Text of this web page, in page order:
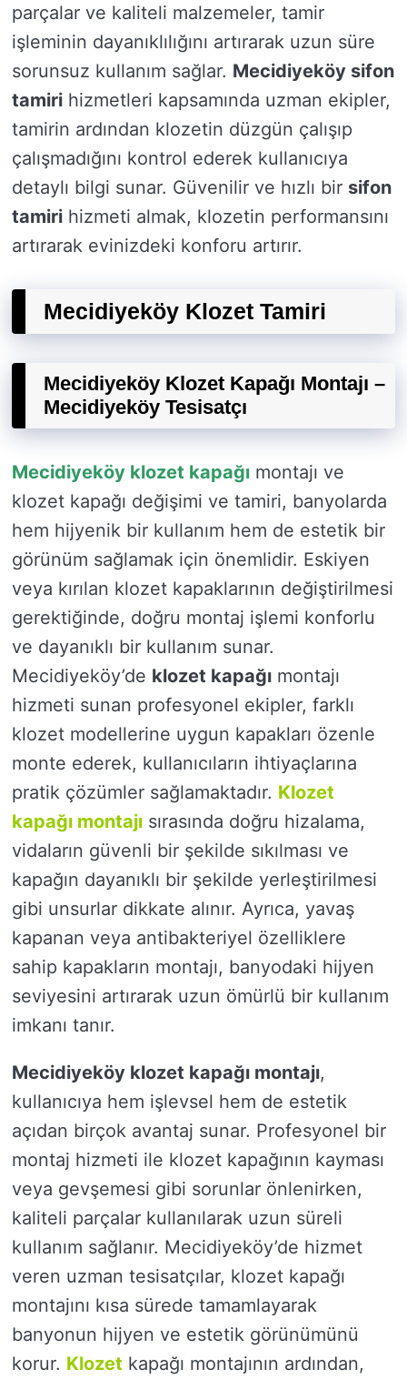
parçalar ve kaliteli malzemeler, tamir
işleminin dayanıklılığını artırarak uzun süre
sorunsuz kullanım sağlar. Mecidiyeköy sifon
tamiri hizmetleri kapsamında uzman ekipler,
tamirin ardından klozetin düzgün çalışıp
çalışmadığını kontrol ederek kullanıcıya
detaylı bilgi sunar. Güvenilir ve hızlı bir sifon
tamiri hizmeti almak, klozetin performansını
artırarak evinizdeki konforu artırır.
Mecidiyeköy Klozet Tamiri
Mecidiyeköy Klozet Kapağı Montajı –
Mecidiyeköy Tesisatçı
Mecidiyeköy klozet kapağı montajı ve
klozet kapağı değişimi ve tamiri, banyolarda
hem hijyenik bir kullanım hem de estetik bir
görünüm sağlamak için önemlidir. Eskiyen
veya kırılan klozet kapaklarının değiştirilmesi
gerektiğinde, doğru montaj işlemi konforlu
ve dayanıklı bir kullanım sunar.
Mecidiyeköy’de klozet kapağı montajı
hizmeti sunan profesyonel ekipler, farklı
klozet modellerine uygun kapakları özenle
monte ederek, kullanıcıların ihtiyaçlarına
pratik çözümler sağlamaktadır. Klozet
kapağı montajı sırasında doğru hizalama,
vidaların güvenli bir şekilde sıkılması ve
kapağın dayanıklı bir şekilde yerleştirilmesi
gibi unsurlar dikkate alınır. Ayrıca, yavaş
kapanan veya antibakteriyel özelliklere
sahip kapakların montajı, banyodaki hijyen
seviyesini artırarak uzun ömürlü bir kullanım
imkanı tanır.
Mecidiyeköy klozet kapağı montajı,
kullanıcıya hem işlevsel hem de estetik
açıdan birçok avantaj sunar. Profesyonel bir
montaj hizmeti ile klozet kapağının kayması
veya gevşemesi gibi sorunlar önlenirken,
kaliteli parçalar kullanılarak uzun süreli
kullanım sağlanır. Mecidiyeköy’de hizmet
veren uzman tesisatçılar, klozet kapağı
montajını kısa sürede tamamlayarak
banyonun hijyen ve estetik görünümünü
korur. Klozet kapağı montajının ardından,